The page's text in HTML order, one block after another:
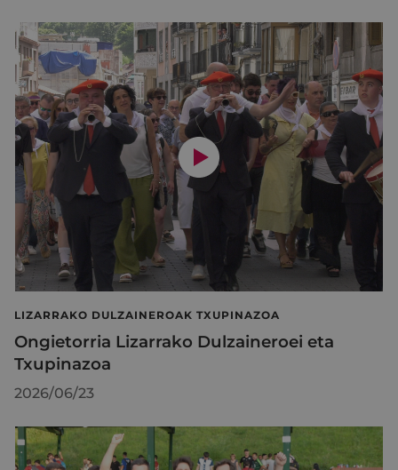
LIZARRAKO DULZAINEROAK TXUPINAZOA
Ongietorria Lizarrako Dulzaineroei eta
Txupinazoa
2026/06/23